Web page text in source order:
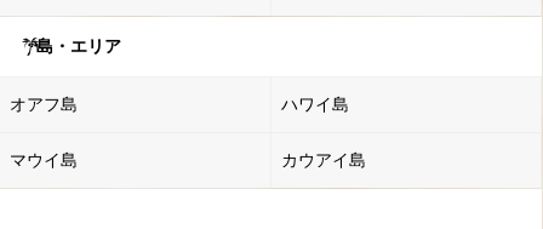
島・エリア
オアフ島 ハワイ島
マウイ島 カウアイ島